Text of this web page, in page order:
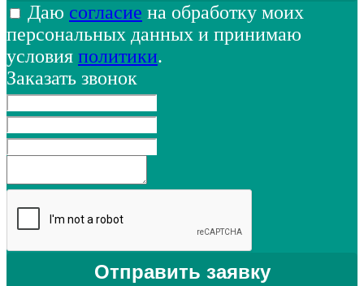
Даю согласие на обработку моих
персональных данных и принимаю
условия политики.
Заказать звонок